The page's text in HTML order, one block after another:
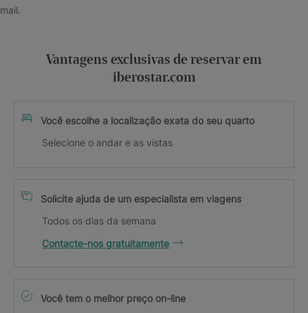
mail.
Vantagens exclusivas de reservar em
iberostar.com
Você escolhe a localização exata do seu quarto
Selecione o andar e as vistas
Solicite ajuda de um especialista em viagens
Todos os dias da semana
Contacte-nos gratuitamente
Você tem o melhor preço on-line